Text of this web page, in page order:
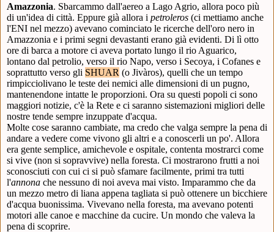
Amazzonia. Sbarcammo dall'aereo a Lago Agrio, allora poco più
di un'idea di città. Eppure già allora i petroleros (ci mettiamo anche
l'ENI nel mezzo) avevano cominciato le ricerche dell'oro nero in
Amazzonia e i primi segni devastanti erano già evidenti. Di lì otto
ore di barca a motore ci aveva portato lungo il rio Aguarico,
lontano dal petrolio, verso il rio Napo, verso i Secoya, i Cofanes e
soprattutto verso gli SHUAR (o Jivàros), quelli che un tempo
rimpicciolivano le teste dei nemici alle dimensioni di un pugno,
mantenendone intatte le proporzioni. Ora su questi popoli ci sono
maggiori notizie, c'è la Rete e ci saranno sistemazioni migliori delle
nostre tende sempre inzuppate d'acqua.
Molte cose saranno cambiate, ma credo che valga sempre la pena di
andare a vedere come vivono gli altri e a conoscerli un po'. Allora
era gente semplice, amichevole e ospitale, contenta mostrarci come
si vive (non si sopravvive) nella foresta. Ci mostrarono frutti a noi
sconosciuti con cui ci si può sfamare facilmente, primi tra tutti
l'annona che nessuno di noi aveva mai visto. Imparammo che da
un mezzo metro di liana appena tagliata si può ottenere un bicchiere
d'acqua buonissima. Vivevano nella foresta, ma avevano potenti
motori alle canoe e macchine da cucire. Un mondo che valeva la
pena di scoprire.